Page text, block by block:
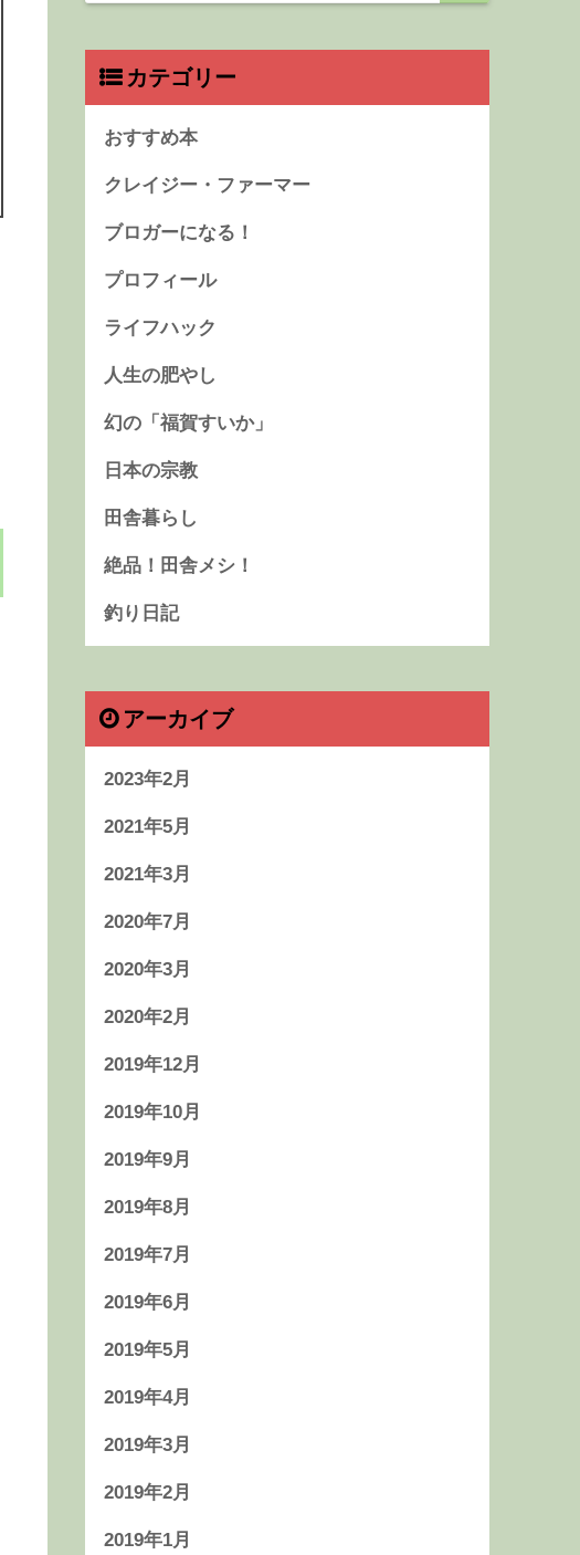
カテゴリー
おすすめ本
クレイジー・ファーマー
ブロガーになる！
プロフィール
ライフハック
人生の肥やし
幻の「福賀すいか」
日本の宗教
田舎暮らし
絶品！田舎メシ！
釣り日記
アーカイブ
2023年2月
2021年5月
2021年3月
2020年7月
2020年3月
2020年2月
2019年12月
2019年10月
2019年9月
2019年8月
2019年7月
2019年6月
2019年5月
2019年4月
2019年3月
2019年2月
2019年1月